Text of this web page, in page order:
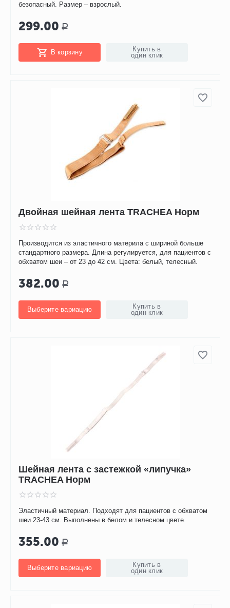
безопасный. Размер – взрослый.
299.00 Р
В корзину
Купить в
один клик
Двойная шейная лента TRACHEA Норм
Производится из эластичного материла с шириной больше
стандартного размера. Длина регулируется, для пациентов с
обхватом шеи – от 23 до 42 см. Цвета: белый, телесный.
382.00 Р
Выберите вариацию
Купить в
один клик
Шейная лента с застежкой «липучка»
TRACHEA Норм
Эластичный материал. Подходят для пациентов с обхватом
шеи 23-43 см. Выполнены в белом и телесном цвете.
355.00 Р
Выберите вариацию
Купить в
один клик